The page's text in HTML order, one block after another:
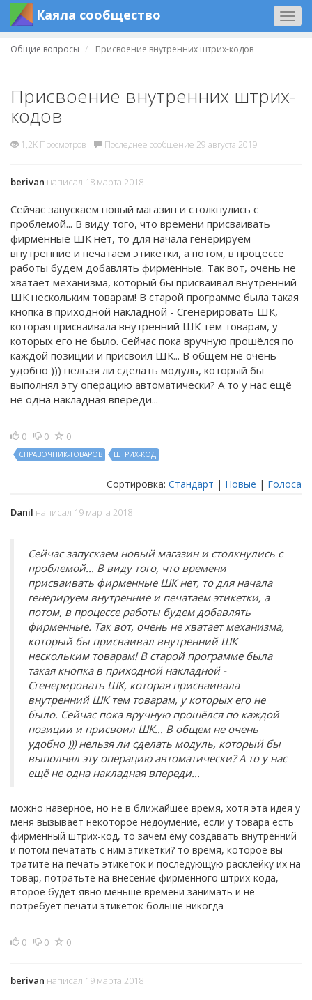
Каяла сообщество
Общие вопросы Присвоение внутренних штрих-кодов
Присвоение внутренних штрих-
кодов
1,2K Просмотров Последнее сообщение 29 августа 2019
berivan написал 18 марта 2018
Сейчас запускаем новый магазин и столкнулись с
проблемой... В виду того, что времени присваивать
фирменные ШК нет, то для начала генерируем
внутренние и печатаем этикетки, а потом, в процессе
работы будем добавлять фирменные. Так вот, очень не
хватает механизма, который бы присваивал внутренний
ШК нескольким товарам! В старой программе была такая
кнопка в приходной накладной - Сгенерировать ШК,
которая присваивала внутренний ШК тем товарам, у
которых его не было. Сейчас пока вручную прошёлся по
каждой позиции и присвоил ШК... В общем не очень
удобно ))) нельзя ли сделать модуль, который бы
выполнял эту операцию автоматически? А то у нас ещё
не одна накладная впереди...
0 0 0
СПРАВОЧНИК-ТОВАРОВ ШТРИХ-КОД
Сортировка: Стандарт | Новые | Голоса
Danil написал 19 марта 2018
Сейчас запускаем новый магазин и столкнулись с
проблемой... В виду того, что времени
присваивать фирменные ШК нет, то для начала
генерируем внутренние и печатаем этикетки, а
потом, в процессе работы будем добавлять
фирменные. Так вот, очень не хватает механизма,
который бы присваивал внутренний ШК
нескольким товарам! В старой программе была
такая кнопка в приходной накладной -
Сгенерировать ШК, которая присваивала
внутренний ШК тем товарам, у которых его не
было. Сейчас пока вручную прошёлся по каждой
позиции и присвоил ШК... В общем не очень
удобно ))) нельзя ли сделать модуль, который бы
выполнял эту операцию автоматически? А то у нас
ещё не одна накладная впереди...
можно наверное, но не в ближайшее время, хотя эта идея у
меня вызывает некоторое недоумение, если у товара есть
фирменный штрих-код, то зачем ему создавать внутренний
и потом печатать с ним этикетки? то время, которое вы
тратите на печать этикеток и последующую расклейку их на
товар, потратьте на внесение фирменного штрих-кода,
второе будет явно меньше времени занимать и не
потребует печати этикеток больше никогда
0 0 0
berivan написал 19 марта 2018